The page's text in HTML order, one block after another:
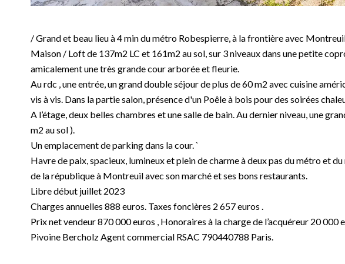
/ Grand et beau lieu à 4 min du métro Robespierre, à la frontière avec
Maison / Loft de 137m2 LC et 161m2 au sol, sur 3 niveaux dans une petite
amicalement une très grande cour arborée et fleurie.
Au rdc , une entrée, un grand double séjour de plus de 60 m2 avec cuisine
vis à vis. Dans la partie salon, présence d'un Poêle à bois pour des soirées
A l’étage, deux belles chambres et une salle de bain. Au dernier niveau, une
m2 au sol ).
Un emplacement de parking dans la cour. `
Havre de paix, spacieux, lumineux et plein de charme à deux pas du métro et
de la république à Montreuil avec son marché et ses bons restaurants.
Libre début juillet 2023
Charges annuelles 888 euros. Taxes foncières 2 657 euros .
Prix net vendeur 870 000 euros , Honoraires à la charge de l’acquéreur 20 000
Pivoine Bercholz Agent commercial RSAC 790440788 Paris.